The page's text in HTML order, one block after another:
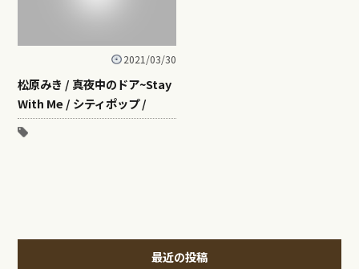
2021/03/30
松原みき / 真夜中のドア~Stay
With Me / シティポップ /
最近の投稿